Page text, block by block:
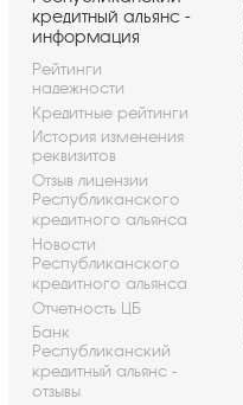
кредитный альянс -
информация
Рейтинги
надежности
Кредитные рейтинги
История изменения
реквизитов
Отзыв лицензии
Республиканского
кредитного альянса
Новости
Республиканского
кредитного альянса
Отчетность ЦБ
Банк
Республиканский
кредитный альянс -
отзывы